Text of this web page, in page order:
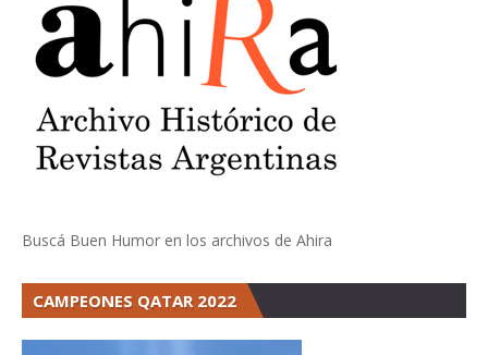
Buscá Buen Humor en los archivos de Ahira
CAMPEONES QATAR 2022